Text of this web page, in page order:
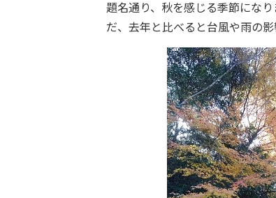
題名通り、秋を感じる季節にな
だ、去年と比べると台風や雨の